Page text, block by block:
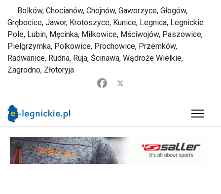
Bolków, Chocianów, Chojnów, Gaworzyce, Głogów,
Grębocice, Jawor, Krotoszyce, Kunice, Legnica, Legnickie
Pole, Lubin, Męcinka, Miłkowice, Mściwojów, Paszowice,
Pielgrzymka, Polkowice, Prochowice, Przemków,
Radwanice, Rudna, Ruja, Ścinawa, Wądroże Wielkie,
Zagrodno, Złotoryja